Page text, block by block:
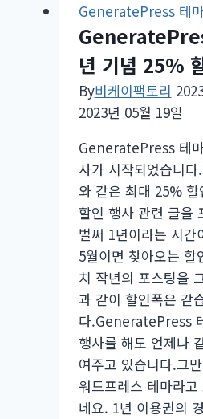
일
–
최
대
25%
인
GeneratePress 테
년 기념 25%
By비케이팩토리
2023년 05월 19일
GeneratePress 테
사가 시작되었습니
와 같은 최대 25%
할인 행사 관련 글을
벌써 1년이라는 시간
5월이면 찾아오는 할
치 작년의 포스팅을
과 같이 할인폭은 같
다.GeneratePress
행사를 해도 언제나
여주고 있습니다.그
워드프레스 테마라
네요. 1년 이용권의